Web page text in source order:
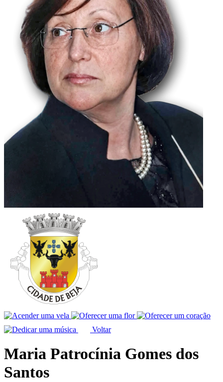
Voltar
Maria Patrocínia Gomes dos
Santos